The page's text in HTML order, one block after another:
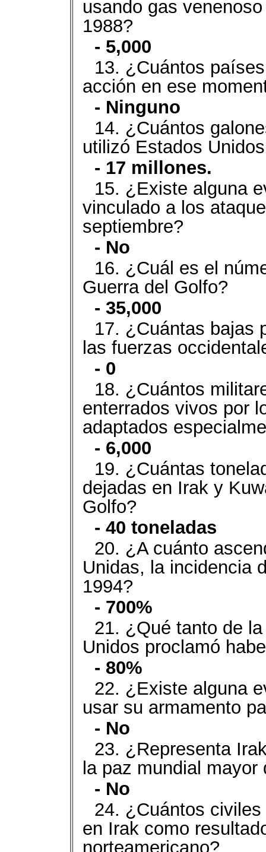
usando gas
1988?
- 5,000
13. ¿Cuántos
acción en ese
- Ninguno
14. ¿Cuántos
utilizó Estados
- 17 millones.
15. ¿Existe alguna
vinculado a los
septiembre?
- No
16. ¿Cuál es el
Guerra del Golfo?
- 35,000
17. ¿Cuántas bajas
las fuerzas
- 0
18. ¿Cuántos
enterrados vivos por
adaptados
- 6,000
19. ¿Cuántas
dejadas en Irak y
Golfo?
- 40 toneladas
20. ¿A cuánto
Unidas, la incidencia
1994?
- 700%
21. ¿Qué tanto de
Unidos proclamó
- 80%
22. ¿Existe alguna
usar su armamento
- No
23. ¿Representa
la paz mundial
- No
24. ¿Cuántos
en Irak como
norteamericano?